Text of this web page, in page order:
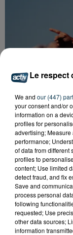
L’ASSE
PREMIÈRE
Le respect
We and our (447)
your consent and/or
information on a
profiles for
advertising;
performance;
of data from different
profiles to
content; Use limited
detect fraud, and fix
Save and
process personal
following
requested; Use
other data sources;
information